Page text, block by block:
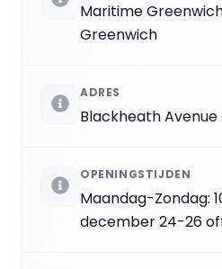
Maritime
Greenwich
ADRES
Blackheath Avenue
OPENINGSTIJDEN
Maandag-Zondag:
december 24-26